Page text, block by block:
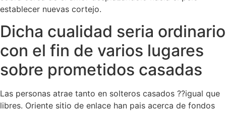
establecer nuevas cortejo.
Dicha cualidad seri­a ordinario
con el fin de varios lugares
sobre prometidos casadas
Las personas atrae tanto en solteros casados ??igual que
libres. Oriente sitio de enlace han pais acerca de fondos